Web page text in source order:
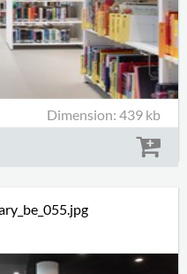
Dimension: 439 kb